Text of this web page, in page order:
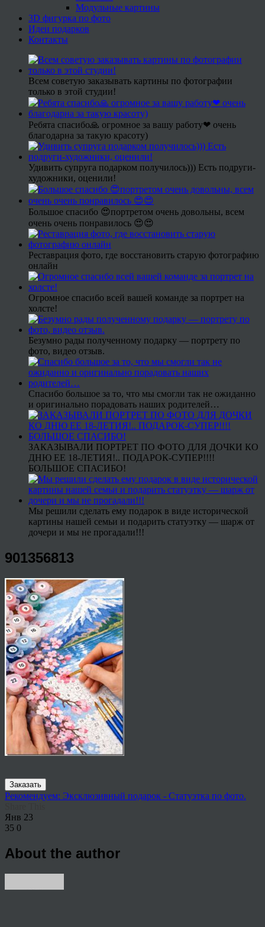
Модульные картины
3D фигурка по фото
Идеи подарков
Контакты
Всем советую заказывать картины по фотографии
только в этой студии!
Ребята спасибо🙏 огромное за вашу работу❤ очень
благодарна за такую красоту)
Удивить супруга подарком получилось))) Есть подруги-
художники, оценили!
Большое спасибо 😍портретом очень довольны, всем
очень очень понравилось 😍😍
Реставрация фото, где восстановить старую фотографию
онлайн
Огромное спасибо всей вашей команде за портрет на
холсте!
Безумно рады полученному подарку — портрету по
фото, видео отзыв.
Спасибо большое за то, что мы смогли так не ожиданно
и оригинально порадовать наших родителей…
ЗАКАЗЫВАЛИ ПОРТРЕТ ПО ФОТО ДЛЯ ДОЧКИ КО
ДНЮ ЕЕ 18-ЛЕТИЯ!.. ПОДАРОК-СУПЕР!!!!
БОЛЬШОЕ СПАСИБО!
Мы решили сделать ему подарок в виде исторической
картины нашей семьи и подарить статуэтку — шарж от
дочери и мы не прогадали!!!
901356813
Заказать
Рекомендуем: Эксклюзивный подарок - Статуэтка по фото.
Янв 23
35 0
About the author